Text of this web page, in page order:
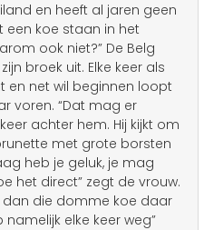
en heeft al jaren geen
een koe staan in het
ook niet?” De Belg
broek uit. Elke keer als
en net wil beginnen loopt
voren. “Dat mag er
achter hem. Hij kijkt om
met grote borsten
heb je geluk, je mag
het direct” zegt de vrouw.
dan die domme koe daar
elke keer weg”